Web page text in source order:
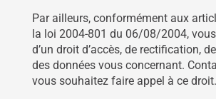
Par ailleurs, conformément aux
la loi 2004-801 du 06/08/2004,
d’un droit d’accès, de rectification,
des données vous concernant.
vous souhaitez faire appel à ce droit.